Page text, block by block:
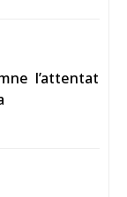
l’attentat